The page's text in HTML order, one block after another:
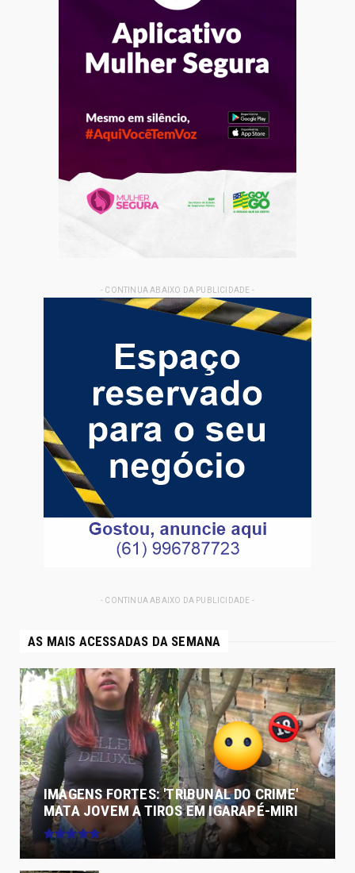
- CONTINUA ABAIXO DA PUBLICIDADE -
- CONTINUA ABAIXO DA PUBLICIDADE -
AS MAIS ACESSADAS DA SEMANA
IMAGENS FORTES: 'TRIBUNAL DO CRIME'
MATA JOVEM A TIROS EM IGARAPÉ-MIRI